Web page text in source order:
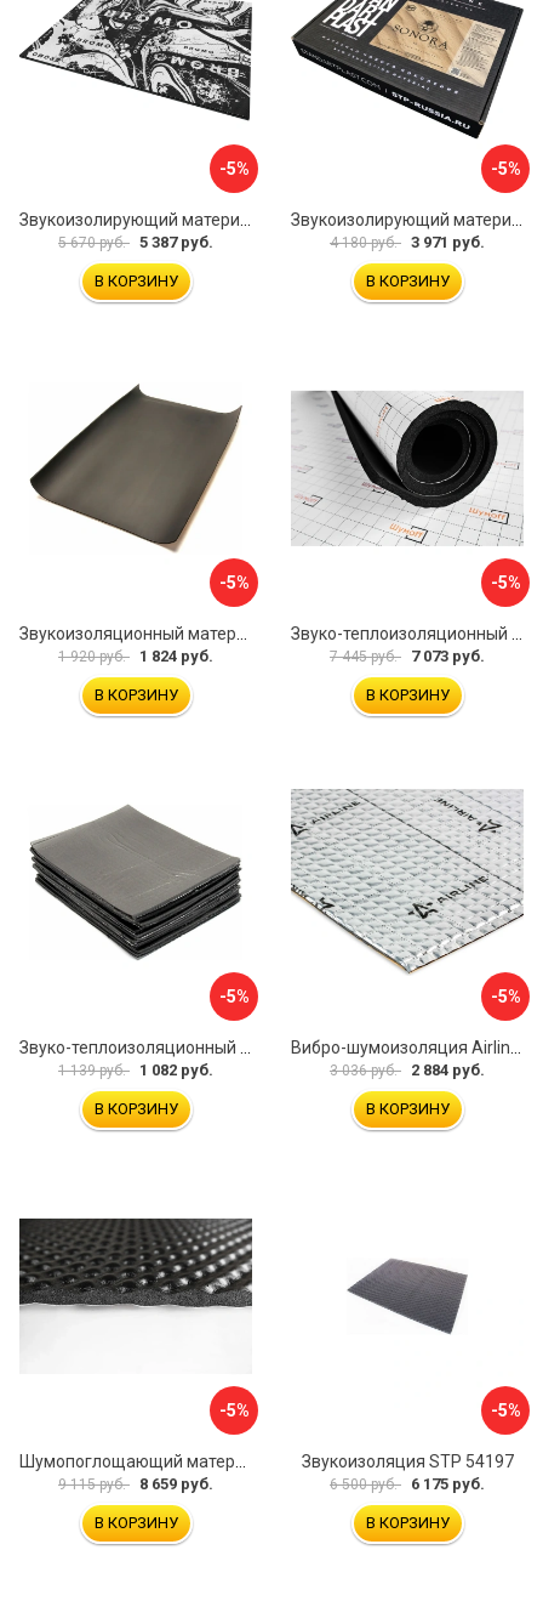
-5%
Звукоизолирующий материал STP Bromo 54253
5 670 руб. 5 387 руб.
В КОРЗИНУ
-5%
Звукоизолирующий материал STP Sonora 54254
4 180 руб. 3 971 руб.
В КОРЗИНУ
-5%
1 920 руб. 1 824 руб.
В КОРЗИНУ
-5%
7 445 руб. 7 073 руб.
В КОРЗИНУ
-5%
1 139 руб. 1 082 руб.
В КОРЗИНУ
-5%
3 036 руб. 2 884 руб.
В КОРЗИНУ
-5%
9 115 руб. 8 659 руб.
В КОРЗИНУ
-5%
Звукоизоляция STP 54197
6 500 руб. 6 175 руб.
В КОРЗИНУ